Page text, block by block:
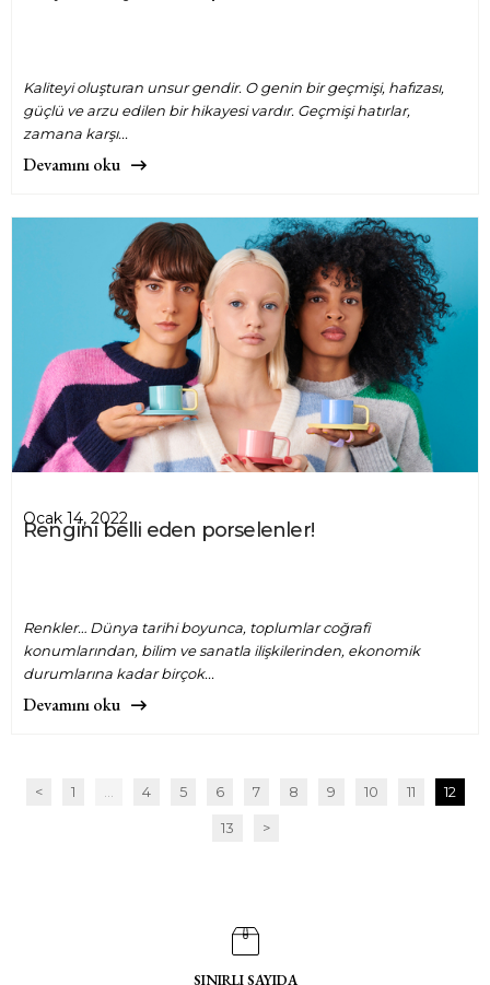
Kaliteyi oluşturan unsur gendir. O genin bir geçmişi, hafızası,
güçlü ve arzu edilen bir hikayesi vardır. Geçmişi hatırlar,
zamana karşı...
Devamını oku
Rengini belli eden porselenler!
Ocak 14, 2022
Renkler… Dünya tarihi boyunca, toplumlar coğrafi
konumlarından, bilim ve sanatla ilişkilerinden, ekonomik
durumlarına kadar birçok...
Devamını oku
< 1 ... 4 5 6 7 8 9 10 11 12
13 >
SINIRLI SAYIDA